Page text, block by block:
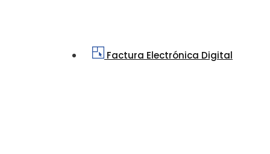
Factura Electrónica Digital